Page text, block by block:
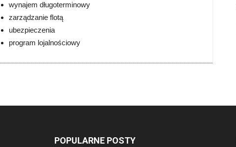
wynajem długoterminowy
zarządzanie flotą
ubezpieczenia
program lojalnościowy
POPULARNE POSTY